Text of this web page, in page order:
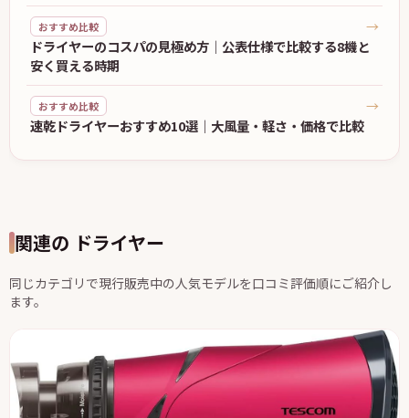
おすすめ比較
ドライヤーのコスパの見極め方｜公表仕様で比較する8機と
安く買える時期
→
おすすめ比較
速乾ドライヤーおすすめ10選｜大風量・軽さ・価格で比較
→
関連の ドライヤー
同じカテゴリで現行販売中の人気モデルを口コミ評価順にご紹介し
ます。